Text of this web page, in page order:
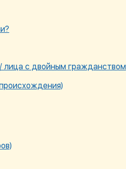
лица с двойным гражданством